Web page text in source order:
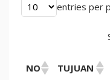
entries per
NO TUJUAN